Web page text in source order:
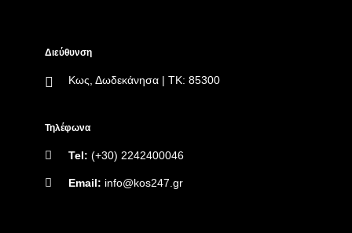
Διεύθυνση
Κως, Δωδεκάνησα | ΤΚ: 85300
Τηλέφωνα
Tel: (+30) 2242400046
Email: info@kos247.gr